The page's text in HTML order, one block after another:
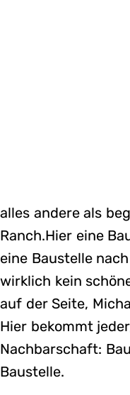
alles andere als
Ranch.Hier eine
eine Baustelle
wirklich kein
auf der Seite,
Hier bekommt
Nachbarschaft:
Baustelle.